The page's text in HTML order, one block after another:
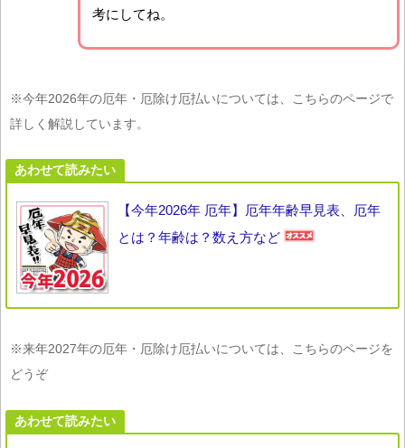
考にしてね。
※今年2026年の厄年・厄除け厄払いについては、こちらのページで
詳しく解説しています。
あわせて読みたい
【今年2026年 厄年】厄年年齢早見表、厄年
とは？年齢は？数え方など
※来年2027年の厄年・厄除け厄払いについては、こちらのページを
どうぞ
あわせて読みたい